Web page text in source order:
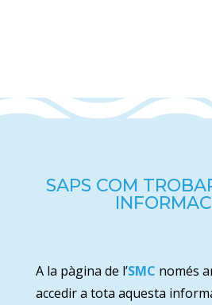
SAPS COM
A la pàgina de l’SMC només
accedir a tota aquesta